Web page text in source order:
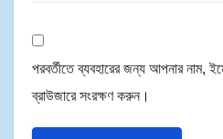
পরবর্তীতে ব্যবহারের জন্য আপনার নাম,
ব্রাউজারে সংরক্ষণ করুন।